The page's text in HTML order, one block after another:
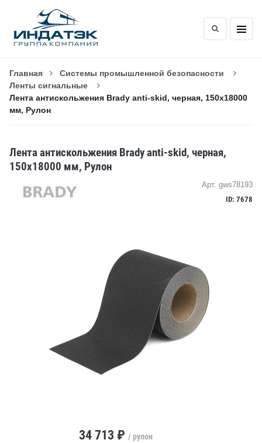
Главная
Системы промышленной безопасности
Ленты сигнальные
Лента антискольжения Brady anti-skid, черная, 150x18000
мм, Рулон
Лента антискольжения Brady anti-skid, черная,
150x18000 мм, Рулон
Арт. gws78193
ID: 7678
34 713 ₽ / рулон